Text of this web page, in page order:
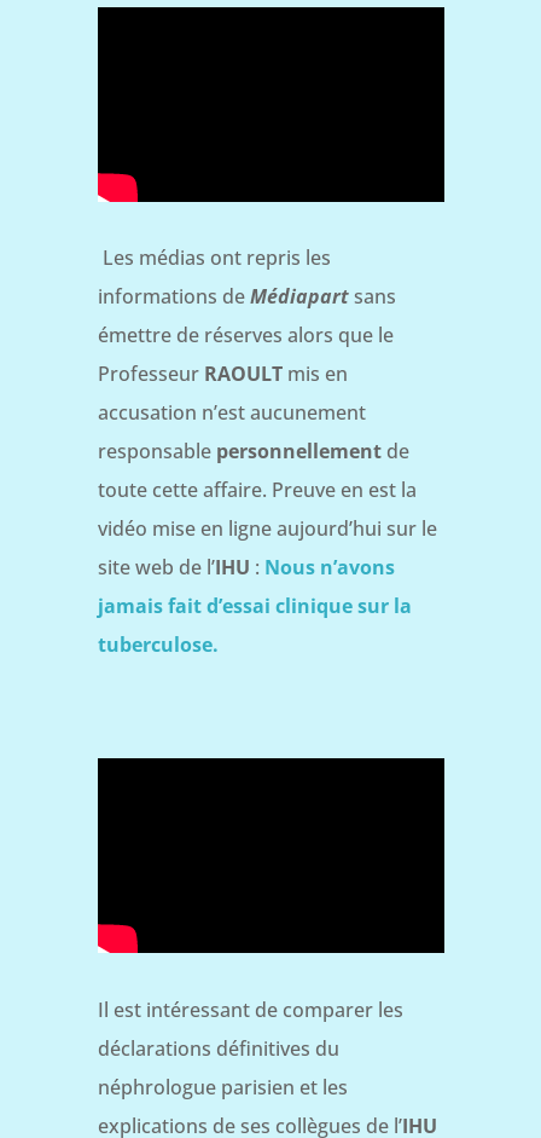
Les médias ont repris les
informations deMédiapartsans
émettre de réserves alors que le
Professeur RAOULT mis en
accusation n’est aucunement
responsable personnellement de
toute cette affaire. Preuve en est la
vidéo mise en ligne aujourd’hui sur le
site web de l’IHU : Nous n’avons
jamais fait d’essai clinique sur la
tuberculose.
Il est intéressant de comparer les
déclarations définitives du
néphrologue parisien et les
explications de ses collègues de l’IHU